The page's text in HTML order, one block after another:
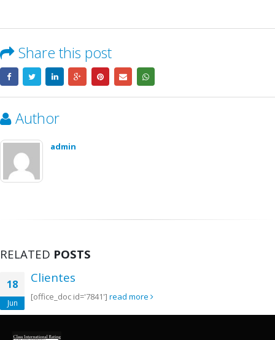
Share this post
Author
admin
RELATED POSTS
18
Jun
Clientes
[office_doc id='7841'] read more